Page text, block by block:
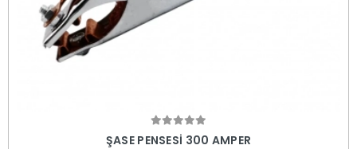
Sepete Ekle
ŞASE PENSESİ 300 AMPER